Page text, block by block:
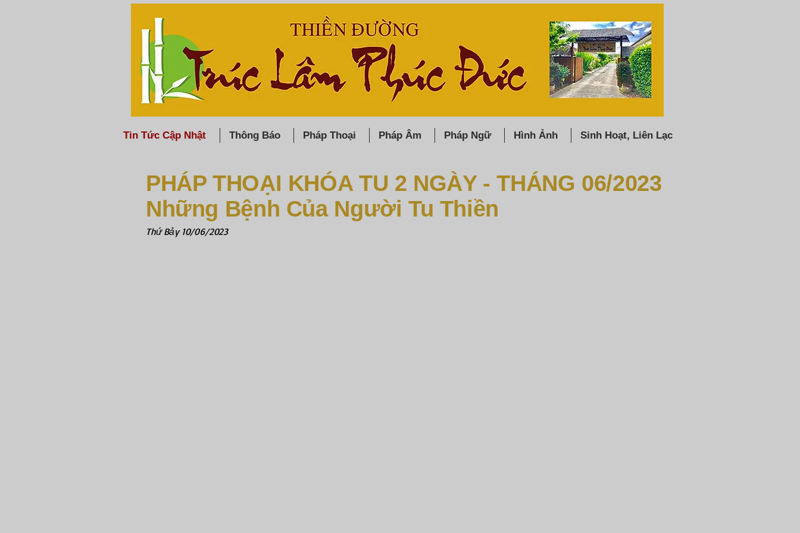
Tin Tức Cập Nhật Thông Báo Pháp Thoại Pháp Âm Pháp Ngữ Hình Ảnh Sinh Hoạt, Liên Lạc
PHÁP THOẠI KHÓA TU 2 NGÀY - THÁNG 06/2023
Những Bệnh Của Người Tu Thiền
Thứ Bảy 10/06/2023